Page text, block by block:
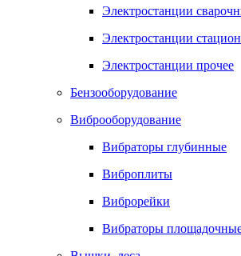
Электростанции
Электростанции
Электростанции прочее
Бензооборудование
Виброоборудование
Вибраторы глубинные
Виброплиты
Виброрейки
Вибраторы